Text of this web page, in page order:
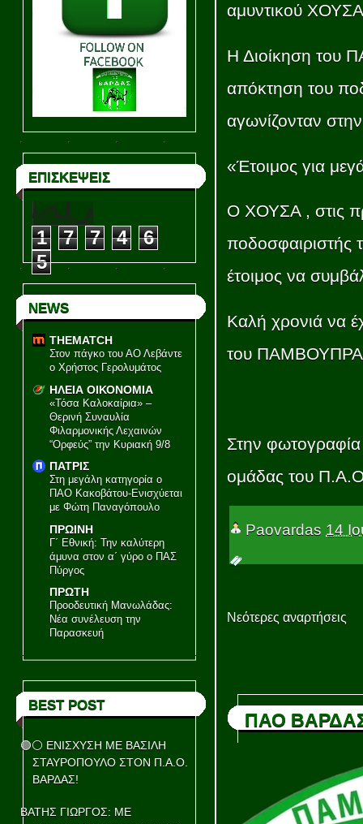
ΕΠΙΣΚΕΨΕΙΣ
1 7 7 4
6
5
NEWS
THEMATCH
Στον πάγκο του ΑΟ Λεβάντε
ο Χρήστος Γερολυμάτος
ΗΛΕΙΑ ΟΙΚΟΝΟΜΙΑ
«Τόσα Καλοκαίρια» –
Θερινή Συναυλία
Φιλαρμονικής Λεχαινών
“Ορφεύς” την Κυριακή 9/8
ΠΑΤΡΙΣ
Στη μεγάλη κατηγορία ο
ΠΑΟ Κακοβάτου-Ενισχύεται
με Φώτη Παναγόπουλο
ΠΡΩΙΝΗ
Γ΄ Εθνική: Την καλύτερη
άμυνα στον α΄ γύρο ο ΠΑΣ
Πύργος
ΠΡΩΤΗ
Προοδευτική Μανωλάδας:
Νέα συνέλευση την
Παρασκευή
BEST POST
🟢⚪ ΕΝΙΣΧΥΣΗ ΜΕ ΒΑΣΙΛΗ
ΣΤΑΥΡΟΠΟΥΛΟ ΣΤΟΝ Π.Α.Ο.
ΒΑΡΔΑΣ!
ΒΑΤΗΣ ΓΙΩΡΓΟΣ: ΜΕ
αμυντικού
Η Διοίκηση του
απόκτηση του
αγωνίζονταν
«Έτοιμος για
Ο ΧΟΥΣΑ , στις
ποδοσφαιριστής
έτοιμος να
Καλή χρονιά να
του
Στην
ομάδας του
Paovardas 14
Νεότερες αναρτήσεις
ΠΑΟ